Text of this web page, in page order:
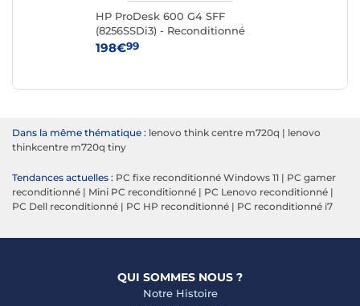
HP ProDesk 600 G4 SFF
(8256SSDi3) - Reconditionné
198€99
Dans la même thématique : lenovo think centre m720q | lenovo
thinkcentre m720q tiny
Tendances actuelles : PC fixe reconditionné Windows 11 | PC gamer
reconditionné | Mini PC reconditionné | PC Lenovo reconditionné |
PC Dell reconditionné | PC HP reconditionné | PC reconditionné i7
QUI SOMMES NOUS ?
Notre Histoire